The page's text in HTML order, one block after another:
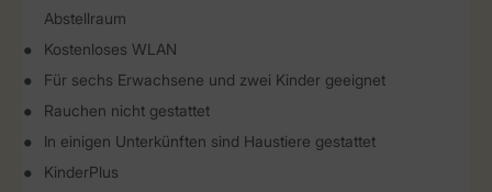
Abstellraum
Kostenloses WLAN
Für sechs Erwachsene und zwei Kinder geeignet
Rauchen nicht gestattet
In einigen Unterkünften sind Haustiere gestattet
KinderPlus